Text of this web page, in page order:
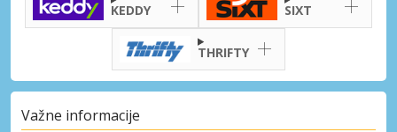
KEDDY SIXT
THRIFTY
Važne informacije